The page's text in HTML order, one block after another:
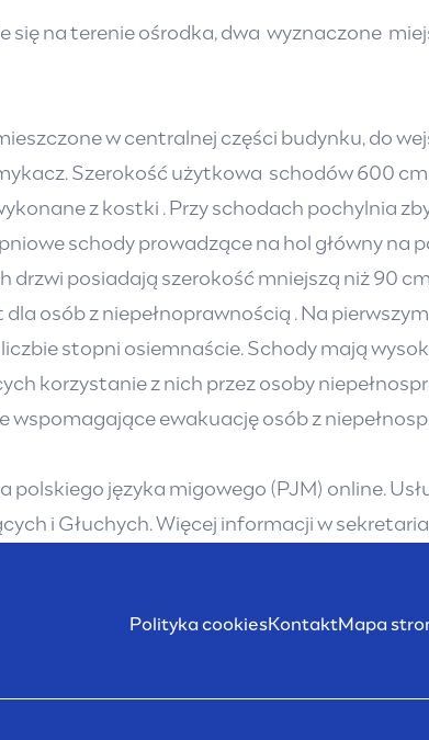
się na terenie ośrodka, dwa wyznaczone
w centralnej części budynku, do
Szerokość użytkowa schodów 600
z kostki . Przy schodach pochylnia
schody prowadzące na hol główny na
posiadają szerokość mniejszą niż 90
osób z niepełnoprawnością . Na
stopni osiemnaście. Schody mają
korzystanie z nich przez osoby
wspomagające ewakuację osób z
języka migowego (PJM) online.
i Głuchych. Więcej informacji w
Polityka cookiesKontaktMapa